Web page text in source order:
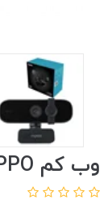
وب کم RAPPO مدل C280